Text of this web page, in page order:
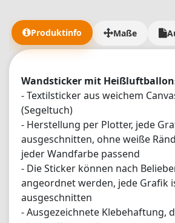
Lieferung der Materialien dauerte
erwartet. 5/5 ist zwar wenig, aber mehr geht leider nicht.
🫶"
Produktinfo Maße
Wandsticker mit
- Textilsticker aus weichem
(Segeltuch)
- Herstellung per Plotter, jede
ausgeschnitten, ohne weiße
jeder Wandfarbe passend
- Die Sticker können nach
angeordnet werden, jede Grafik
ausgeschnitten
- Ausgezeichnete Klebehaftung,